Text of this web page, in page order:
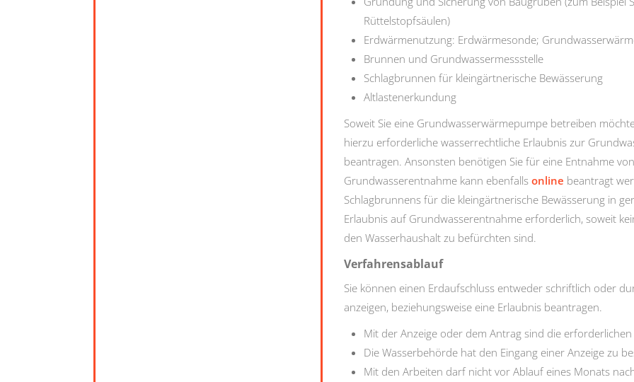
Rüttelstopfsäulen)
Erdwärmenutzung: Erdwärmesonde;
Brunnen und Grundwassermessstelle
Schlagbrunnen für kleingärtnerische Bewässerung
Altlastenerkundung
Soweit Sie eine Grundwasserwärmepumpe betreiben
hierzu erforderliche wasserrechtliche Erlaubnis zur
beantragen. Ansonsten benötigen Sie für eine Entnahme
Grundwasserentnahme kann ebenfalls online beantragt
Schlagbrunnens für die kleingärtnerische Bewässerung in
Erlaubnis auf Grundwasserentnahme erforderlich, soweit
den Wasserhaushalt zu befürchten sind.
Verfahrensablauf
Sie können einen Erdaufschluss entweder schriftlich oder
anzeigen, beziehungsweise eine Erlaubnis beantragen.
Mit der Anzeige oder dem Antrag sind die erforderlichen
Die Wasserbehörde hat den Eingang einer Anzeige zu
Mit den Arbeiten darf nicht vor Ablauf eines Monats